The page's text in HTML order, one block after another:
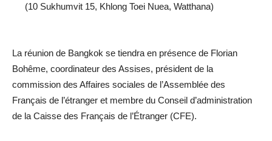
(10 Sukhumvit 15, Khlong Toei Nuea, Watthana)
La réunion de Bangkok se tiendra en présence de Florian
Bohême, coordinateur des Assises, président de la
commission des Affaires sociales de l’Assemblée des
Français de l’étranger et membre du Conseil d’administration
de la Caisse des Français de l’Étranger (CFE).